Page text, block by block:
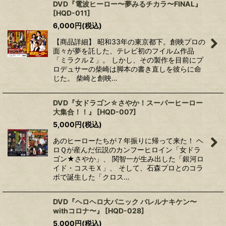
DVD『電波ヒーロー〜夢みるチカラ〜FINAL』
[HQD-011]
6,000円(税込)
【商品詳細】 昭和33年の東京都下。創映プロの
面々が夢を託した、テレビ初のフイルム作品
「ミラクルＺ」。 しかし、その製作を目前にプ
ロデュサーの柴崎は脚本の書き直しを彼らに命
じた。 柴崎と創映…
DVD『女ドラゴン☆さやか！スーパーヒーロー
大集合！！』
[HQD-007]
5,000円(税込)
あのヒーローたちが７年振りに帰って来た！ ヘ
ロＱが産んだ伝説のカンフーヒロイン「女ドラ
ゴン★さやか」、 関智一が生み出した「銀河ロ
イド・コスモＸ」、 そして、石森プロとのコラ
ボで誕生した「クロス…
DVD『ヘロヘロ大パニック バレルナキケン〜
withコロナ〜』
[HQD-028]
5,000円(税込)